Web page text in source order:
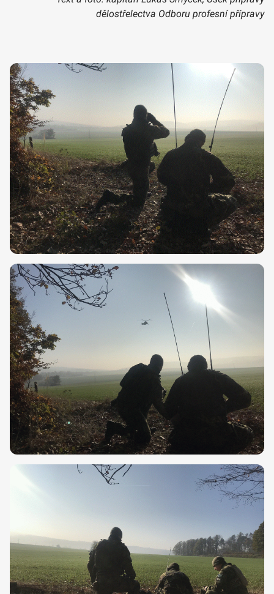
dělostřelectva Odboru profesní přípravy